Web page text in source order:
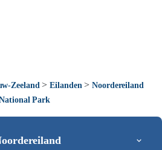
Zeeland >Eilanden >Noordereiland
Park